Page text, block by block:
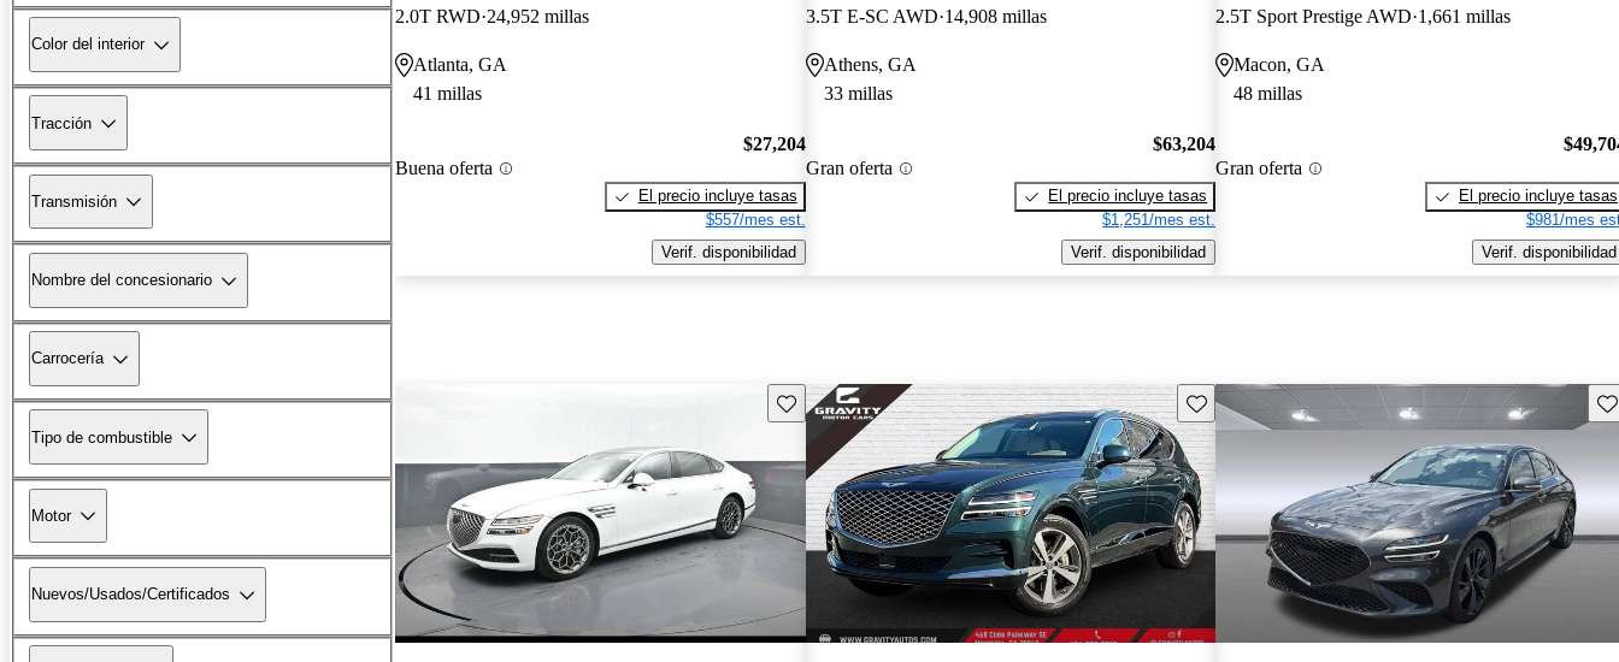
Color del interior
Tracción
Transmisión
Nombre del concesionario
Carrocería
Tipo de combustible
Motor
Nuevos/Usados/Certificados
2.0T RWD 24,952 millas
Atlanta, GA
41 millas
Buena oferta
$27,204
El precio incluye tasas
$557/mes est.
Verif. disponibilidad
3.5T E-SC AWD 14,908 millas
Athens, GA
33 millas
Gran oferta
$63,204
El precio incluye tasas
$1,251/mes est.
Verif. disponibilidad
2.5T Sport Prestige AWD 1,661 millas
Macon, GA
48 millas
Gran oferta
El precio incluye tasas
$981/mes
Verif. disponibilidad
Guarda este Aviso Guarda este Aviso